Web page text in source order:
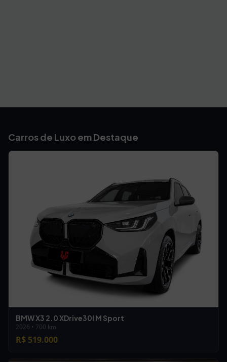
Carros de Luxo em Destaque
BMW X3 2.0 XDrive30I M Sport
2026 • 700 km
R$ 519.000